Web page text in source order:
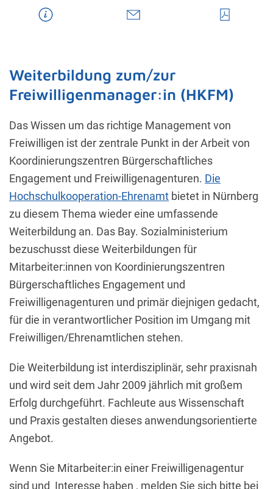
Weiterbildung zum/zur
Freiwilligenmanager:in (HKFM)
Das Wissen um das richtige Management von
Freiwilligen ist der zentrale Punkt in der Arbeit von
Koordinierungszentren Bürgerschaftliches
Engagement und Freiwilligenagenturen. Die
Hochschulkooperation-Ehrenamt bietet in Nürnberg
zu diesem Thema wieder eine umfassende
Weiterbildung an. Das Bay. Sozialministerium
bezuschusst diese Weiterbildungen für
Mitarbeiter:innen von Koordinierungszentren
Bürgerschaftliches Engagement und
Freiwilligenagenturen und primär diejnigen gedacht,
für die in verantwortlicher Position im Umgang mit
Freiwilligen/Ehrenamtlichen stehen.
Die Weiterbildung ist interdisziplinär, sehr praxisnah
und wird seit dem Jahr 2009 jährlich mit großem
Erfolg durchgeführt. Fachleute aus Wissenschaft
und Praxis gestalten dieses anwendungsorientierte
Angebot.
Wenn Sie Mitarbeiter:in einer Freiwilligenagentur
sind und Interesse haben , melden Sie sich bitte bei